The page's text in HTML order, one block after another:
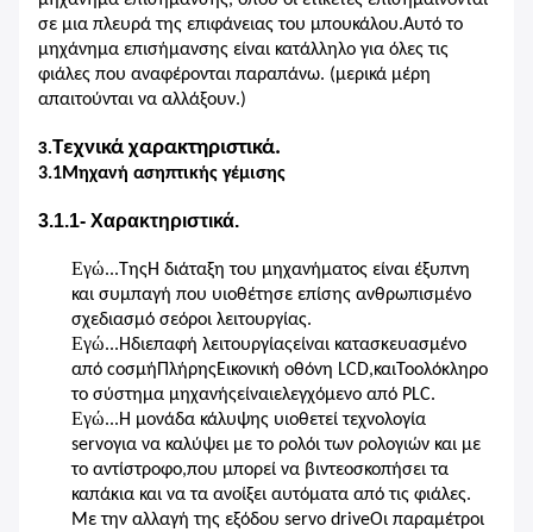
σε μια πλευρά της επιφάνειας του μπουκάλου.Αυτό το
μηχάνημα επισήμανσης είναι κατάλληλο για όλες τις
φιάλες που αναφέρονται παραπάνω. (μερικά μέρη
απαιτούνται να αλλάξουν.)
3.Τεχνικά χαρακτηριστικά.
3.1Μηχανή ασηπτικής γέμισης
3.1.1- Χαρακτηριστικά.
Εγώ...ΤηςΗ διάταξη του μηχανήματος είναι έξυπνη
και συμπαγή που υιοθέτησε επίσης ανθρωπισμένο
σχεδιασμό σεόροι λειτουργίας.
Εγώ...Ηδιεπαφή λειτουργίαςείναι κατασκευασμένο
από cοσμήΠλήρηςΕικονική οθόνη LCD,καιΤοολόκληρο
το σύστημα μηχανήςείναιελεγχόμενο από PLC.
Εγώ...Η μονάδα κάλυψης υιοθετεί τεχνολογία
servoγια να καλύψει με το ρολόι των ρολογιών και με
το αντίστροφο,που μπορεί να βιντεοσκοπήσει τα
καπάκια και να τα ανοίξει αυτόματα από τις φιάλες.
Με την αλλαγή της εξόδου servo driveΟι παραμέτροι